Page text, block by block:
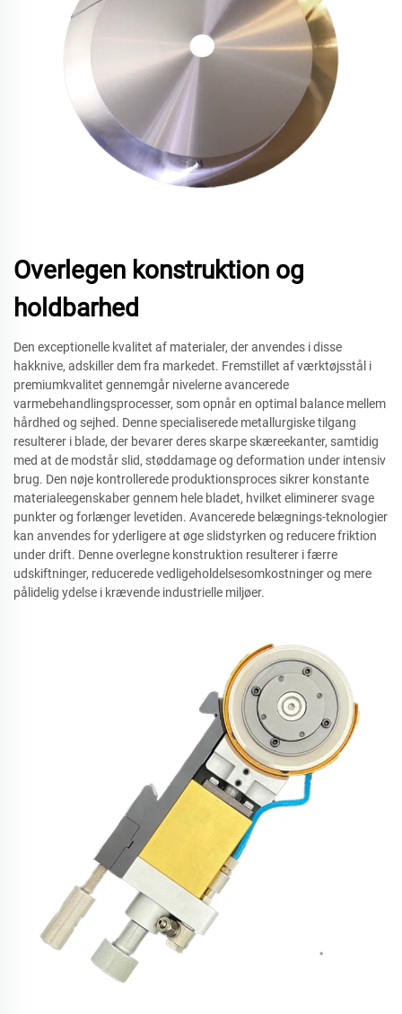
Overlegen konstruktion og
holdbarhed
Den exceptionelle kvalitet af materialer, der anvendes i disse
hakknive, adskiller dem fra markedet. Fremstillet af værktøjsstål i
premiumkvalitet gennemgår nivelerne avancerede
varmebehandlingsprocesser, som opnår en optimal balance mellem
hårdhed og sejhed. Denne specialiserede metallurgiske tilgang
resulterer i blade, der bevarer deres skarpe skæreekanter, samtidig
med at de modstår slid, støddamage og deformation under intensiv
brug. Den nøje kontrollerede produktionsproces sikrer konstante
materialeegenskaber gennem hele bladet, hvilket eliminerer svage
punkter og forlænger levetiden. Avancerede belægnings-teknologier
kan anvendes for yderligere at øge slidstyrken og reducere friktion
under drift. Denne overlegne konstruktion resulterer i færre
udskiftninger, reducerede vedligeholdelsesomkostninger og mere
pålidelig ydelse i krævende industrielle miljøer.